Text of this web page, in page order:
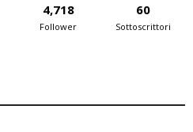
4,718
Follower
60
Sottoscrittori